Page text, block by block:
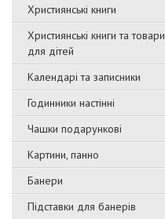
Християнські книги
Християнські книги та товари
для дітей
Календарі та записники
Годинники настінні
Чашки подарункові
Картини, панно
Банери
Підставки для банерів